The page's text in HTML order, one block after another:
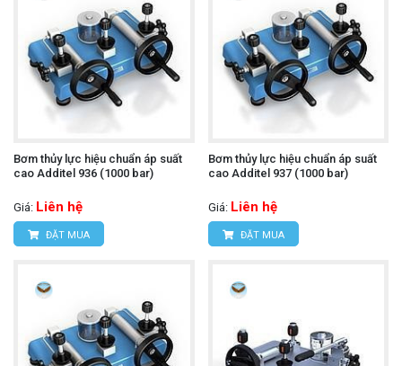
Bơm thủy lực hiệu chuẩn áp suất
cao Additel 936 (1000 bar)
Giá: Liên hệ
ĐẶT MUA
Bơm thủy lực hiệu chuẩn áp suất
cao Additel 937 (1000 bar)
Giá: Liên hệ
ĐẶT MUA